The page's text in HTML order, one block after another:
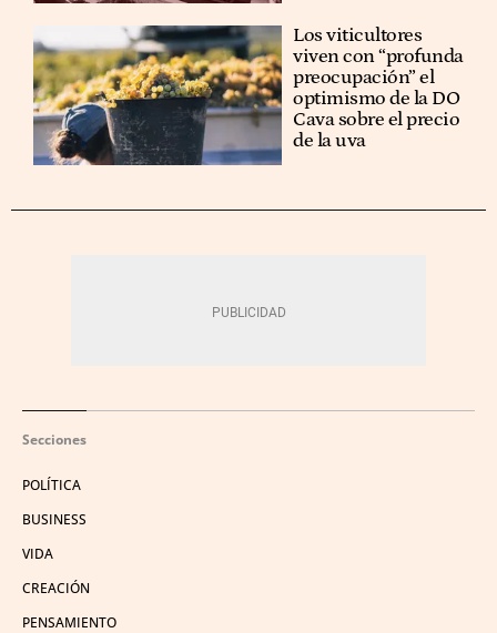
Los viticultores
viven con “profunda
preocupación” el
optimismo de la DO
Cava sobre el precio
de la uva
Secciones
POLÍTICA
BUSINESS
VIDA
CREACIÓN
PENSAMIENTO